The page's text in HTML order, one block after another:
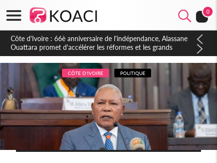
0
Côte d'Ivoire : À Abidjan, Amadou Oury Bah admire le modèle
ivoirien et veut s'en inspirer pour accélérer le développement
de la Guinée
CÔTE D'IVOIRE POLITIQUE